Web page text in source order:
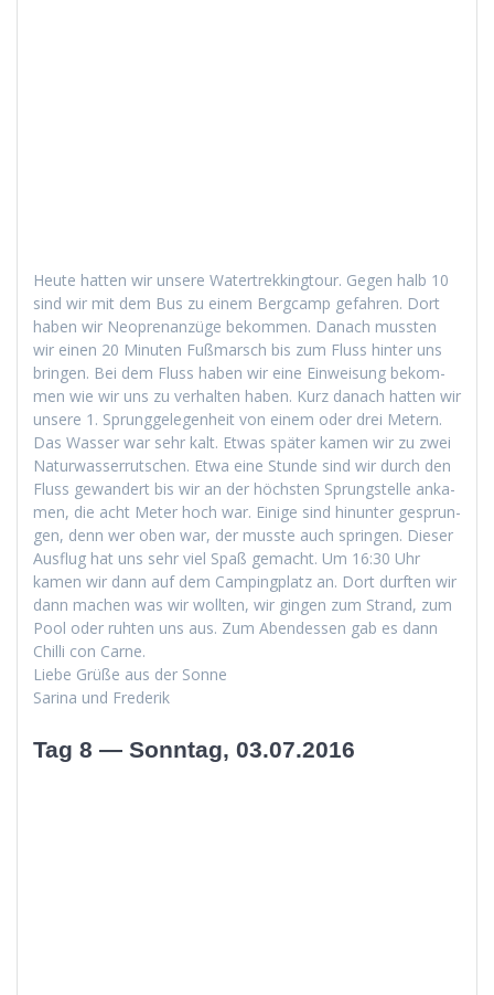
Heute hat­ten wir unsere Watertrekking­tour. Gegen halb 10
sind wir mit dem Bus zu einem Bergcamp gefahren. Dort
haben wir Neo­pre­nanzüge bekom­men. Danach mussten
wir einen 20 Minuten Fuß­marsch bis zum Fluss hin­ter uns
brin­gen. Bei dem Fluss haben wir eine Ein­weisung bekom­
men wie wir uns zu ver­hal­ten haben. Kurz danach hat­ten wir
unsere 1. Sprunggele­gen­heit von einem oder drei Metern.
Das Wass­er war sehr kalt. Etwas später kamen wir zu zwei
Natur­wasser­rutschen. Etwa eine Stunde sind wir durch den
Fluss gewan­dert bis wir an der höch­sten Sprung­stelle anka­
men, die acht Meter hoch war. Einige sind hin­unter gesprun­
gen, denn wer oben war, der musste auch sprin­gen. Dieser
Aus­flug hat uns sehr viel Spaß gemacht. Um 16:30 Uhr
kamen wir dann auf dem Camp­ing­platz an. Dort durften wir
dann machen was wir woll­ten, wir gin­gen zum Strand, zum
Pool oder ruht­en uns aus. Zum Aben­dessen gab es dann
Chilli con Carne.
Liebe Grüße aus der Sonne
Sari­na und Frederik
Tag 8 — Sonntag, 03.07.2016